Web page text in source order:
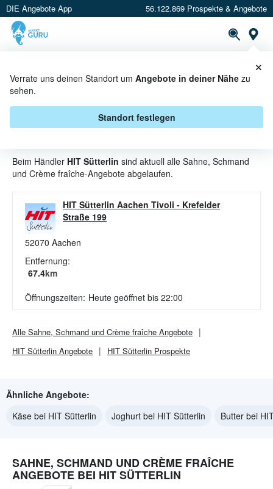
DIE Angebote App 56.122.869 Prospekte & Angebote
Verrate uns deinen Standort um Angebote in deiner Nähe zu
sehen.
Standort festlegen
×
SAHNE, SCHMAND UND CRÈME
FRAÎCHE ANGEBOTE & AKTIONEN
BEI HIT SÜTTERLIN
Beim Händler HIT Sütterlin sind aktuell alle Sahne, Schmand
und Crème fraîche-Angebote abgelaufen.
HIT Sütterlin Aachen Tivoli - Krefelder
Straße 199
52070 Aachen
Entfernung:
67.4km
Öffnungszeiten: Heute geöffnet bis 22:00
Alle Sahne, Schmand und Crème fraîche Angebote
HIT Sütterlin Angebote HIT Sütterlin Prospekte
Ähnliche Angebote:
Käse bei HIT Sütterlin
Joghurt bei HIT Sütterlin Butter bei
SAHNE, SCHMAND UND CRÈME FRAÎCHE
ANGEBOTE BEI HIT SÜTTERLIN